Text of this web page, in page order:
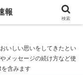
報
いしい思いをしてきたとい
メッセージの続け方など使
含みます
報
検索